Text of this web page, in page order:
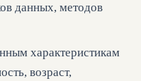
данных, методов
характеристикам
возраст,